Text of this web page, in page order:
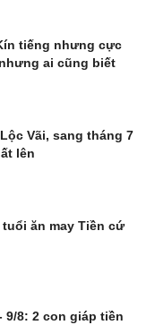
tiếng nhưng cực
ai cũng biết
Vãi, sang tháng 7
lên
tuổi ăn may Tiền cứ
9/8: 2 con giáp tiền